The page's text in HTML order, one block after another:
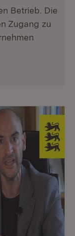
Betrieb. Die
Zugang zu